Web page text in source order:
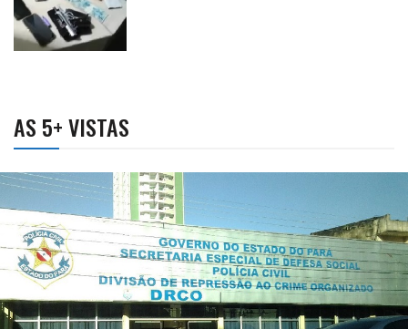
AS 5+ VISTAS